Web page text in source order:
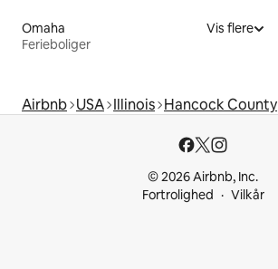
Omaha
Ferieboliger
Vis flere
Airbnb USA Illinois Hancock County
© 2026 Airbnb, Inc.
Fortrolighed
Vilkår